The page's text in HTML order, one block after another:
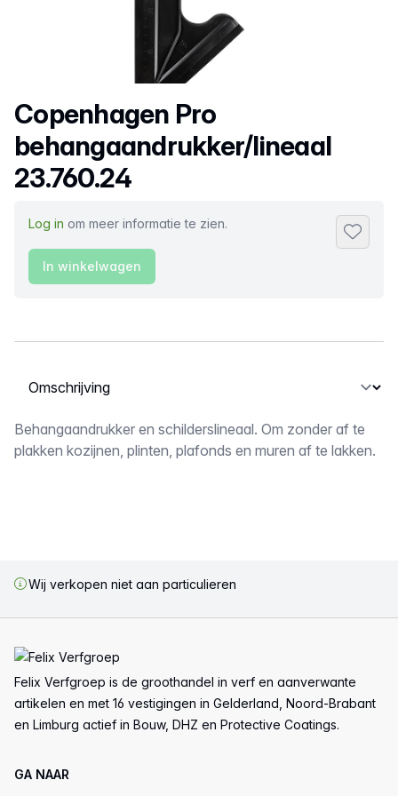
Productnaam
Copenhagen Pro
behangaandrukker/lineaal
23.760.24
Log in om meer informatie te zien.
In winkelwagen
Selecteer een tabblad
Omschrijving
Behangaandrukker en schilderslineaal. Om zonder af te
plakken kozijnen, plinten, plafonds en muren af te lakken.
Wij verkopen niet aan particulieren
Felix Verfgroep is de groothandel in verf en aanverwante
artikelen en met 16 vestigingen in Gelderland, Noord-Brabant
en Limburg actief in Bouw, DHZ en Protective Coatings.
GA NAAR